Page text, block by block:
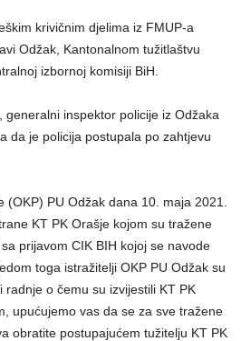
krivičnim djelima iz FMUP-a
Odžak, Kantonalnom tužitlaštvu
izbornoj komisiji BiH.
generalni inspektor policije iz Odžaka
da je policija postupala po zahtjevu
(OKP) PU Odžak dana 10. maja 2021.
KT PK Orašje kojom su tražene
prijavom CIK BIH kojoj se navode
toga istražitelji OKP PU Odžak su
o čemu su izvijestili KT PK
upućujemo vas da se za sve tražene
obratite postupajućem tužitelju KT PK